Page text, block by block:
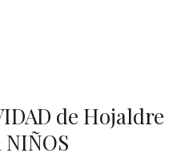
de Hojaldre